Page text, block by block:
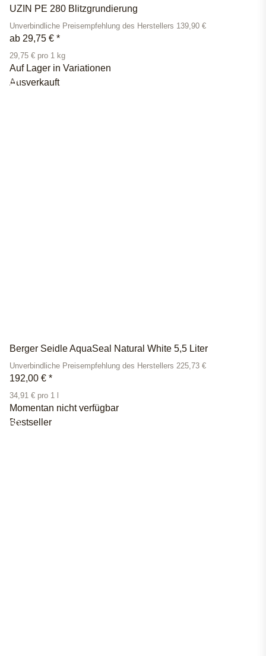
UZIN PE 280 Blitzgrundierung
Unverbindliche Preisempfehlung des Herstellers 139,90 €
ab 29,75 € *
29,75 € pro 1 kg
Auf Lager in Variationen
Ausverkauft
Berger Seidle AquaSeal Natural White 5,5 Liter
Unverbindliche Preisempfehlung des Herstellers 225,73 €
192,00 € *
34,91 € pro 1 l
Momentan nicht verfügbar
Bestseller